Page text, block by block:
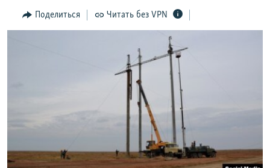
ТЕЛЕПРОЕКТ КРЫМ.РЕАЛИИ
Все сайты RFE/RL
Поделиться Читать без VPN